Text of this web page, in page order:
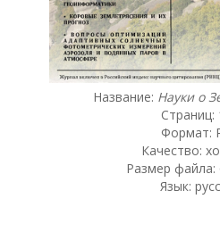
Название: Науки о
Страниц:
Формат:
Качество:
Размер файла:
Язык: